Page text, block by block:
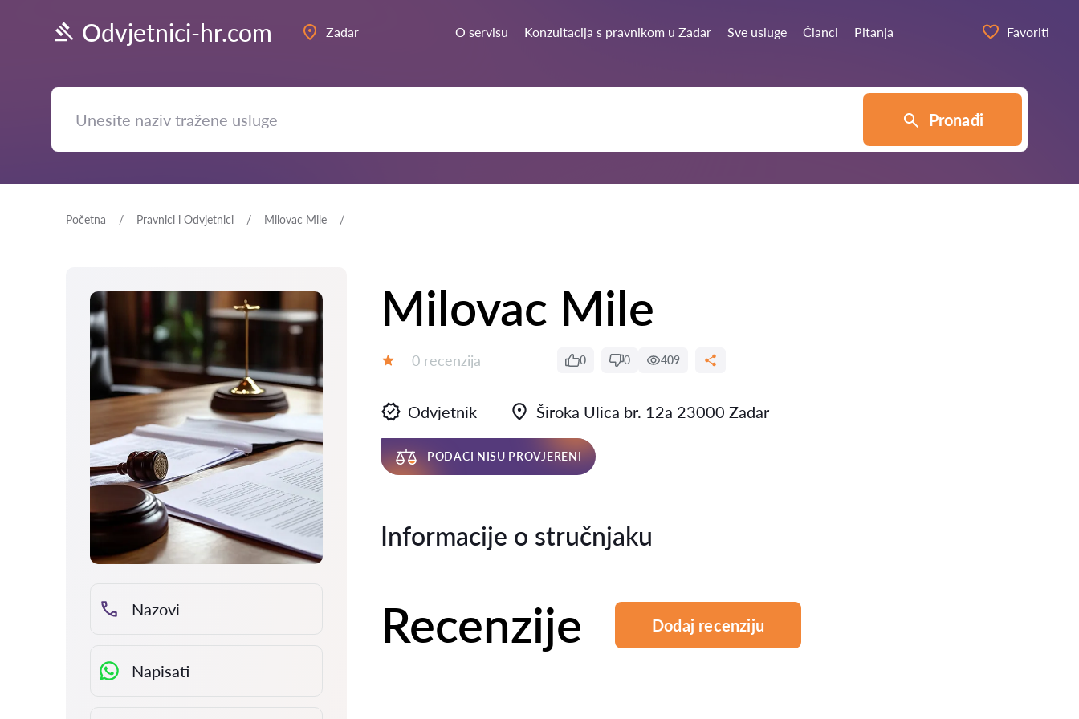
Odvjetnici-hr.com Zadar O servisu Konzultacija s pravnikom u Zadar Sve usluge Članci Pitanja Favoriti
Pronađi
Početna Pravnici i Odvjetnici Milovac Mile
Nazovi
Napisati
Milovac Mile
Recenzija:
0 recenzija 0 0 409
Odvjetnik Široka Ulica br. 12a 23000 Zadar
PODACI NISU PROVJERENI
Informacije o stručnjaku
Recenzije Dodaj recenziju